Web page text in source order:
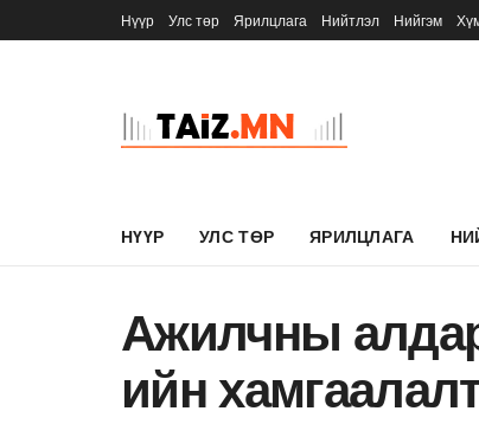
Нүүр Улс төр Ярилцлага Нийтлэл Нийгэм
НҮҮР УЛС ТӨР ЯРИЛЦЛАГА
Ажилчны
ийн